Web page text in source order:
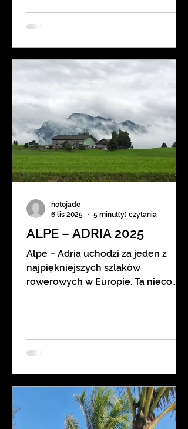
Południową. Plan jest następujący.
Lecę do stolicy Urugwaju –
Najpierw 2-3 jazdy przez Urugwaj.
Potem prom do Buenos Aires, gdzie
rozpocznę argentyński etap mojej
podróży. Po kolejnym tysiącu
kilometrów chcę dojechać do
Mendozy, gdzie zacznę wsp
ALPE – ADRIA 2025
Alpe – Adria uchodzi za jeden z
najpiękniejszych szlaków
rowerowych w Europie. Ta nieco
we Włoszech, słynie z
fantastycznych widoków i
dolin po wybrzeże. Ponieważ 400
kilometrów to dla nas trochę za
mało, postanowiliśmy wspólnie z
notojade
6 lis 2025
5 minut(y) czytania